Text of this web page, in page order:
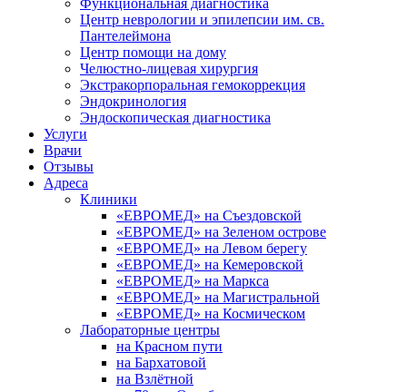
Центр неврологии и эпилепсии им. св.
Пантелеймона
Центр помощи на дому
Челюстно-лицевая хирургия
Экстракорпоральная гемокоррекция
Эндокринология
Эндоскопическая диагностика
Услуги
Врачи
Отзывы
Адреса
Клиники
«ЕВРОМЕД» на Съездовской
«ЕВРОМЕД» на Зеленом острове
«ЕВРОМЕД» на Левом берегу
«ЕВРОМЕД» на Кемеровской
«ЕВРОМЕД» на Маркса
«ЕВРОМЕД» на Магистральной
«ЕВРОМЕД» на Космическом
Лабораторные центры
на Красном пути
на Бархатовой
на Взлётной